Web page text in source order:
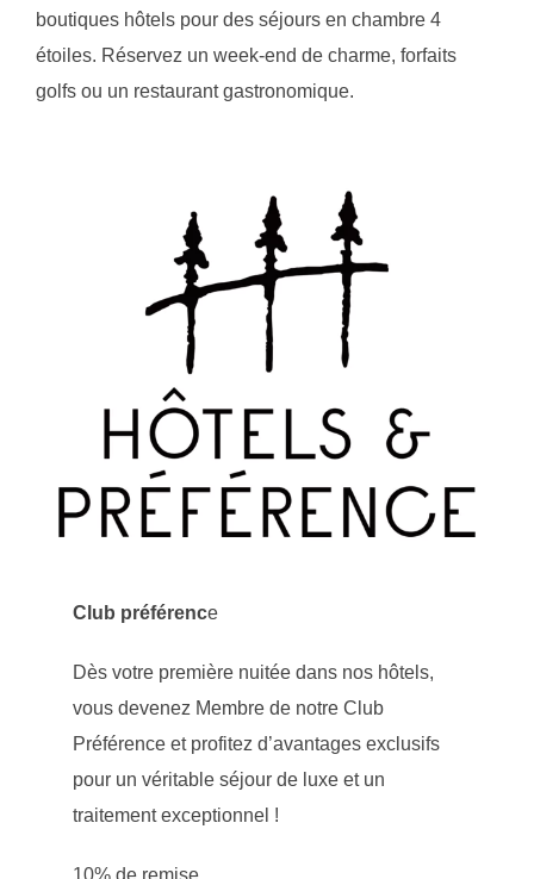
boutiques hôtels pour des séjours en chambre 4
étoiles. Réservez un week-end de charme, forfaits
golfs ou un restaurant gastronomique.
Club préférence
Dès votre première nuitée dans nos hôtels,
vous devenez Membre de notre Club
Préférence et profitez d’avantages exclusifs
pour un véritable séjour de luxe et un
traitement exceptionnel !
10% de remise